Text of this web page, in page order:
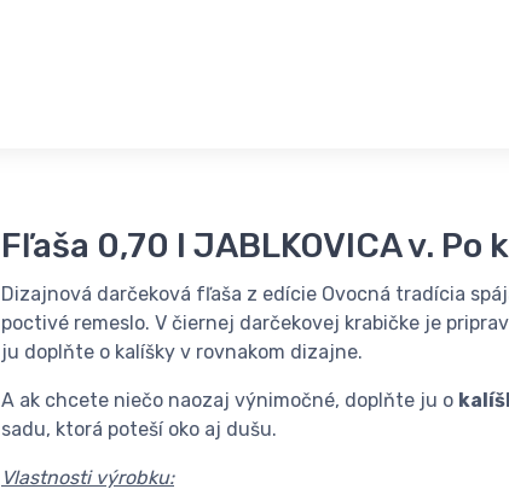
Fľaša 0,70 l JABLKOVICA v. Po
Dizajnová darčeková fľaša z edície Ovocná tradícia
poctivé remeslo. V čiernej darčekovej krabičke je
ju doplňte o kalíšky v rovnakom dizajne.
A ak chcete niečo naozaj výnimočné, doplňte ju o
sadu, ktorá poteší oko aj dušu.
Vlastnosti výrobku: